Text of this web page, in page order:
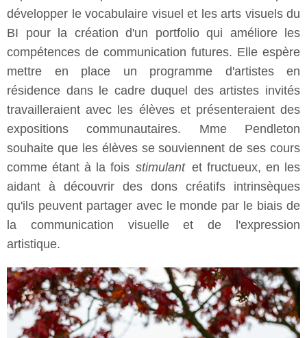
développer le vocabulaire visuel et les arts visuels du
BI pour la création d'un portfolio qui améliore les
compétences de communication futures. Elle espère
mettre en place un programme d'artistes en
résidence dans le cadre duquel des artistes invités
travailleraient avec les élèves et présenteraient des
expositions communautaires. Mme Pendleton
souhaite que les élèves se souviennent de ses cours
comme étant à la fois stimulant et fructueux, en les
aidant à découvrir des dons créatifs intrinsèques
qu'ils peuvent partager avec le monde par le biais de
la communication visuelle et de l'expression
artistique.